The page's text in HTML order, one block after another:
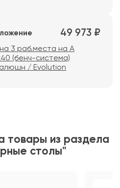
49 973 ₽
3 раб.места на А
(бенч-система)
/ Evolution
товары из раздела
столы"